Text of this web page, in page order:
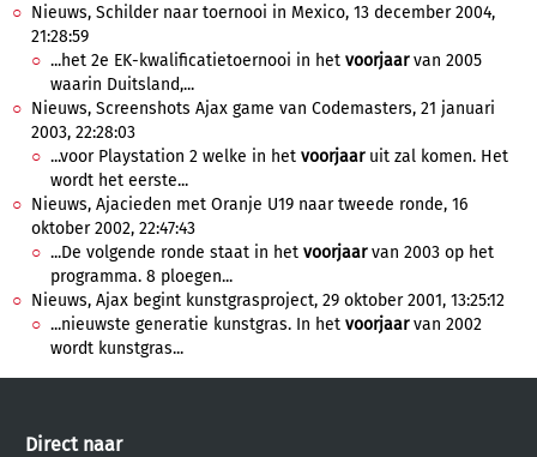
Nieuws, Schilder naar toernooi in Mexico, 13 december 2004,
21:28:59
...het 2e EK-kwalificatietoernooi in het voorjaarvan 2005
waarin Duitsland,...
Nieuws, Screenshots Ajax game van Codemasters, 21 januari
2003, 22:28:03
...voor Playstation 2 welke in het voorjaaruit zal komen. Het
wordt het eerste...
Nieuws, Ajacieden met Oranje U19 naar tweede ronde, 16
oktober 2002, 22:47:43
...De volgende ronde staat in het voorjaarvan 2003 op het
programma. 8 ploegen...
Nieuws, Ajax begint kunstgrasproject, 29 oktober 2001, 13:25:12
...nieuwste generatie kunstgras. In het voorjaarvan 2002
wordt kunstgras...
Direct naar